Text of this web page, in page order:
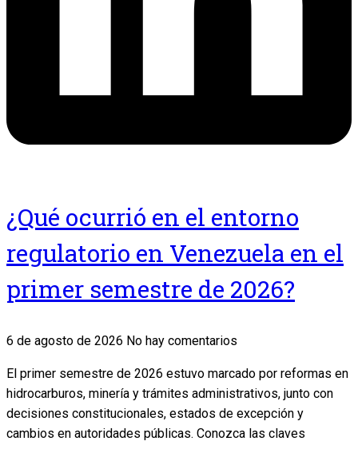
¿Qué ocurrió en el entorno
regulatorio en Venezuela en el
primer semestre de 2026?
6 de agosto de 2026 No hay comentarios
El primer semestre de 2026 estuvo marcado por reformas en
hidrocarburos, minería y trámites administrativos, junto con
decisiones constitucionales, estados de excepción y
cambios en autoridades públicas. Conozca las claves